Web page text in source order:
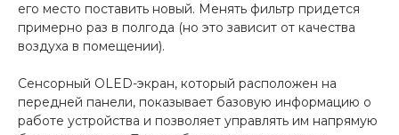
раз в 2 недели
его место поставить новый. Менять фильтр придется
примерно раз в полгода (но это зависит от качества
воздуха в помещении).
Сенсорный OLED-экран, который расположен на
передней панели, показывает базовую информацию о
работе устройства и позволяет управлять им напрямую